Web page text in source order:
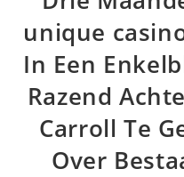
unique
In Een
Razend
Carroll Te
Over